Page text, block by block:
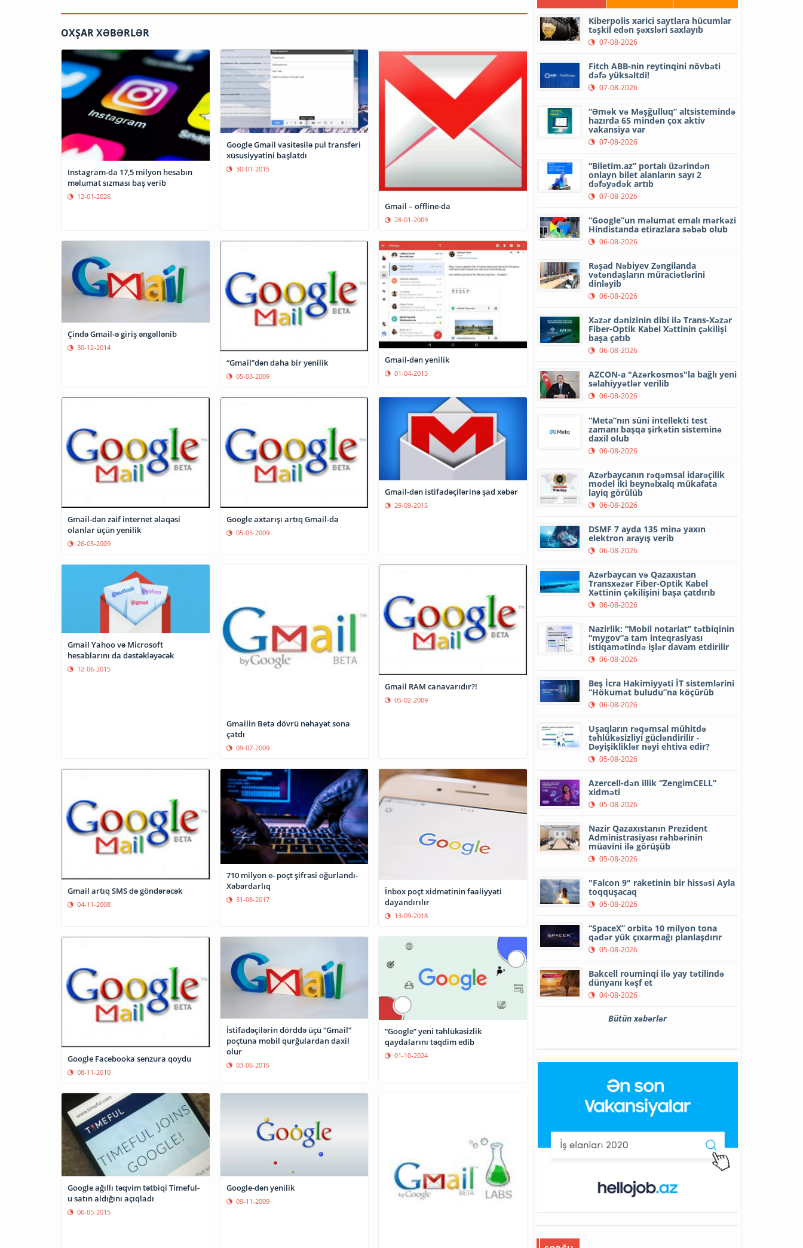
OXŞAR XƏBƏRLƏR
Instagram-da 17,5 milyon hesabın
məlumat sızması baş verib
12-01-2026
Google Gmail vasitəsilə pul transferi
xüsusiyyətini başlatdı
30-01-2015
Gmail – offline-da
28-01-2009
Çində Gmail-ə giriş əngəllənib
30-12-2014
“Gmail”dən daha bir yenilik
05-03-2009
Gmail-dən yenilik
01-04-2015
Gmail-dən zəif internet əlaqəsi
olanlar üçün yenilik
26-05-2009
Google axtarışı artıq Gmail-də
05-05-2009
Gmail-dən istifadəçilərinə şad xəbər
29-09-2015
Gmail Yahoo və Microsoft
hesablarını da dəstəkləyəcək
12-06-2015
Gmailin Beta dövrü nəhayət sona
çatdı
09-07-2009
Gmail RAM canavarıdır?!
05-02-2009
Gmail artıq SMS də göndərəcək
04-11-2008
710 milyon e- poçt şifrəsi oğurlandı-
Xəbərdarlıq
31-08-2017
İnbox poçt xidmətinin fəaliyyəti
dayandırılır
13-09-2018
Google Facebooka senzura qoydu
08-11-2010
İstifadəçilərin dörddə üçü “Gmail”
poçtuna mobil qurğulardan daxil
olur
03-06-2015
“Google” yeni təhlükəsizlik
qaydalarını təqdim edib
01-10-2024
Google ağıllı təqvim tətbiqi Timeful-
u satın aldığını açıqladı
06-05-2015
Google-dən yenilik
09-11-2009
Kiberpolis xarici saytlara hücumlar
təşkil edən şəxsləri saxlayıb
07-08-2026
Fitch ABB-nin reytinqini növbəti
dəfə yüksəltdi!
07-08-2026
“Əmək və Məşğulluq” altsistemində
hazırda 65 mindən çox aktiv
vakansiya var
07-08-2026
“Biletim.az” portalı üzərindən
onlayn bilet alanların sayı 2
dəfəyədək artıb
07-08-2026
“Google”un məlumat emalı mərkəzi
Hindistanda etirazlara səbəb olub
06-08-2026
Rəşad Nəbiyev Zəngilanda
vətəndaşların müraciətlərini
dinləyib
06-08-2026
Xəzər dənizinin dibi ilə Trans-Xəzər
Fiber-Optik Kabel Xəttinin çəkilişi
başa çatıb
06-08-2026
AZCON-a "Azərkosmos"la bağlı yeni
səlahiyyətlər verilib
06-08-2026
“Meta”nın süni intellekti test
zamanı başqa şirkətin sisteminə
daxil olub
06-08-2026
Azərbaycanın rəqəmsal idarəçilik
model iki beynəlxalq mükafata
layiq görülüb
06-08-2026
DSMF 7 ayda 135 minə yaxın
elektron arayış verib
06-08-2026
Azərbaycan və Qazaxıstan
Transxəzər Fiber-Optik Kabel
Xəttinin çəkilişini başa çatdırıb
06-08-2026
Nazirlik: “Mobil notariat” tətbiqinin
“mygov”a tam inteqrasiyası
istiqamətində işlər davam etdirilir
06-08-2026
Beş İcra Hakimiyyəti İT sistemlərini
“Hökumət buludu”na köçürüb
06-08-2026
Uşaqların rəqəmsal mühitdə
təhlükəsizliyi gücləndirilir -
Dəyişikliklər nəyi ehtiva edir?
05-08-2026
Azercell-dən illik “ZengimCELL”
xidməti
05-08-2026
Nazir Qazaxıstanın Prezident
Administrasiyası rəhbərinin
müavini ilə görüşüb
05-08-2026
"Falcon 9" raketinin bir hissəsi Ayla
toqquşacaq
05-08-2026
“SpaceX” orbitə 10 milyon tona
qədər yük çıxarmağı planlaşdırır
05-08-2026
Bakcell rouminqi ilə yay tətilində
dünyanı kəşf et
04-08-2026
Bütün xəbərlər